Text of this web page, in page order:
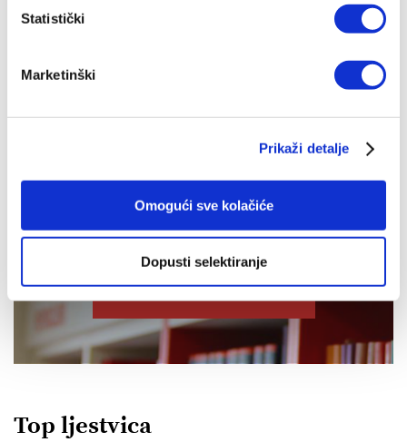
Statistički
Marketinški
Prikaži detalje
Omogući sve kolačiće
Dopusti selektiranje
IZDANJA NAKLADE VERBUM
Top ljestvica